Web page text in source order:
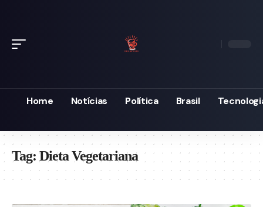
Home Notícias Política Brasil
Tag:Dieta Vegetariana